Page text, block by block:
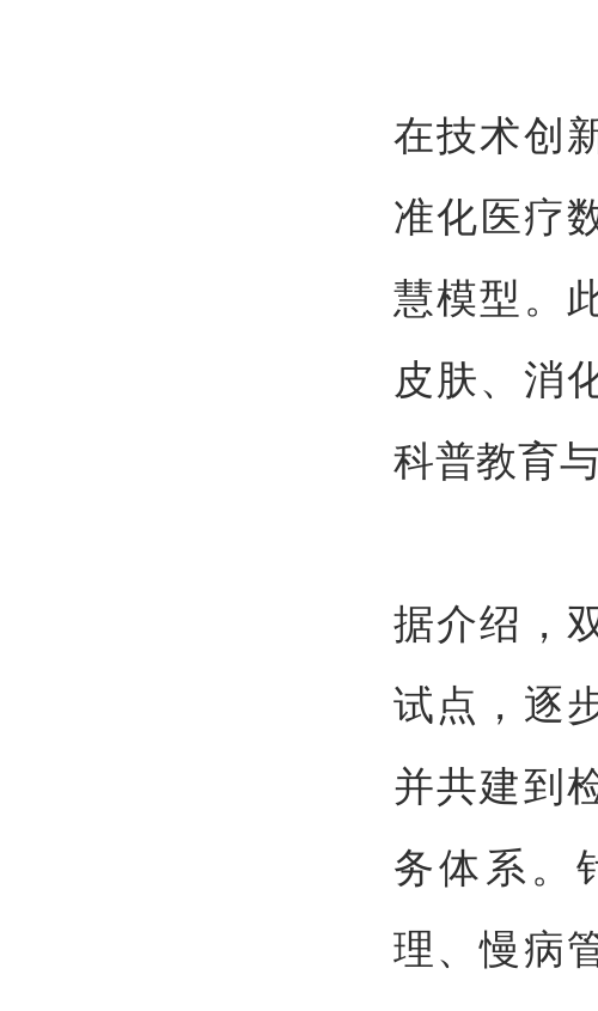
在技术创
准化医疗
慧模型。
皮肤、消
科普教育
据介绍，
试点，逐
并共建到
务体系。
理、慢病